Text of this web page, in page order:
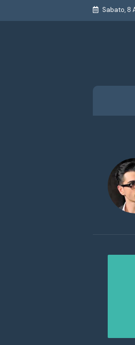
Sabato, 8